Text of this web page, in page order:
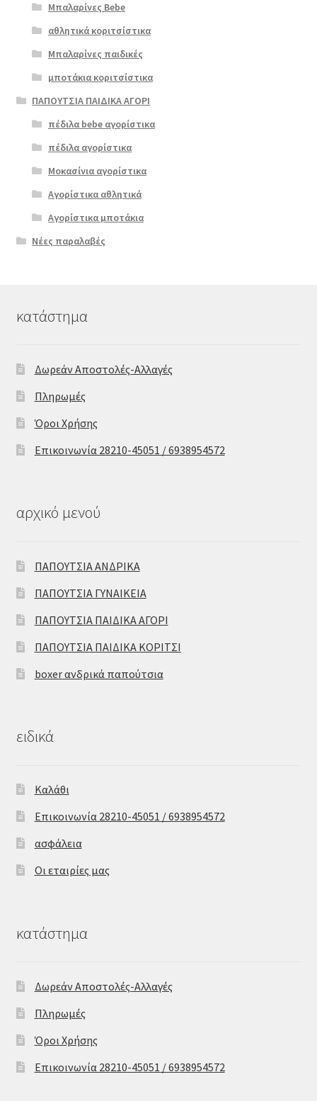
Μπαλαρίνες Bebe
αθλητικά κοριτσίστικα
Μπαλαρίνες παιδικές
μποτάκια κοριτσίστικα
ΠΑΠΟΥΤΣΙΑ ΠΑΙΔΙΚΑ ΑΓΟΡΙ
πέδιλα bebe αγορίστικα
πέδιλα αγορίστικα
Μοκασίνια αγορίστικα
Αγορίστικα αθλητικά
Αγορίστικα μποτάκια
Νέες παραλαβές
κατάστημα
Δωρεάν Αποστολές-Αλλαγές
Πληρωμές
Όροι Χρήσης
Επικοινωνία 28210-45051 / 6938954572
αρχικό μενού
ΠΑΠΟΥΤΣΙΑ ΑΝΔΡΙΚΑ
ΠΑΠΟΥΤΣΙΑ ΓΥΝΑΙΚΕΙΑ
ΠΑΠΟΥΤΣΙΑ ΠΑΙΔΙΚΑ ΑΓΟΡΙ
ΠΑΠΟΥΤΣΙΑ ΠΑΙΔΙΚΑ ΚΟΡΙΤΣΙ
boxer ανδρικά παπούτσια
ειδικά
Καλάθι
Επικοινωνία 28210-45051 / 6938954572
ασφάλεια
Οι εταιρίες μας
κατάστημα
Δωρεάν Αποστολές-Αλλαγές
Πληρωμές
Όροι Χρήσης
Επικοινωνία 28210-45051 / 6938954572